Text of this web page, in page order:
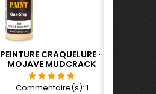
PEINTURE CRAQUELURE -
MOJAVE MUDCRACK
60ML
Commentaire(s): 1